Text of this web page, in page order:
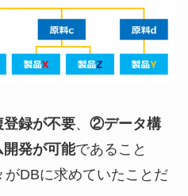
録が不要、 ②データ構
発が可能であること
DBに求めていたことだ